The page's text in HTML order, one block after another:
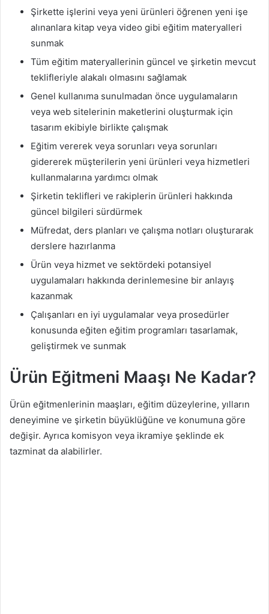
Şirkette işlerini veya yeni ürünleri öğrenen yeni işe
alınanlara kitap veya video gibi eğitim materyalleri
sunmak
Tüm eğitim materyallerinin güncel ve şirketin mevcut
teklifleriyle alakalı olmasını sağlamak
Genel kullanıma sunulmadan önce uygulamaların
veya web sitelerinin maketlerini oluşturmak için
tasarım ekibiyle birlikte çalışmak
Eğitim vererek veya sorunları veya sorunları
gidererek müşterilerin yeni ürünleri veya hizmetleri
kullanmalarına yardımcı olmak
Şirketin teklifleri ve rakiplerin ürünleri hakkında
güncel bilgileri sürdürmek
Müfredat, ders planları ve çalışma notları oluşturarak
derslere hazırlanma
Ürün veya hizmet ve sektördeki potansiyel
uygulamaları hakkında derinlemesine bir anlayış
kazanmak
Çalışanları en iyi uygulamalar veya prosedürler
konusunda eğiten eğitim programları tasarlamak,
geliştirmek ve sunmak
Ürün Eğitmeni Maaşı Ne Kadar?
Ürün eğitmenlerinin maaşları, eğitim düzeylerine, yılların
deneyimine ve şirketin büyüklüğüne ve konumuna göre
değişir. Ayrıca komisyon veya ikramiye şeklinde ek
tazminat da alabilirler.